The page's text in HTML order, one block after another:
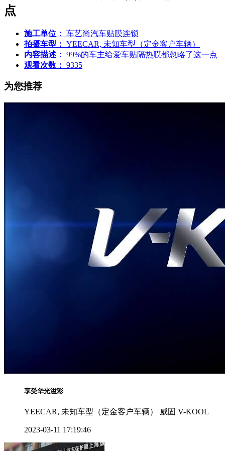
点
施工单位： 车艺尚汽车贴膜连锁
拍摄车型： YEECAR, 未知车型（定金客户车辆）
内容描述： 99%的车主给爱车贴隔热膜都忽略了这一点
观看次数： 9335
为您推荐
享受华光溢彩
YEECAR, 未知车型（定金客户车辆） 威固 V-KOOL
2023-03-11 17:19:46